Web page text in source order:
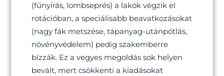
(fűnyírás, lombseprés) a lakók végzik el
rotációban, a speciálisabb beavatkozásokat
(nagy fák metszése, tápanyag-utánpótlás,
növényvédelem) pedig szakemberre
bízzák. Ez a vegyes megoldás sok helyen
bevált, mert csökkenti a kiadásokat